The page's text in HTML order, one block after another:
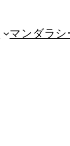
マンダラシ